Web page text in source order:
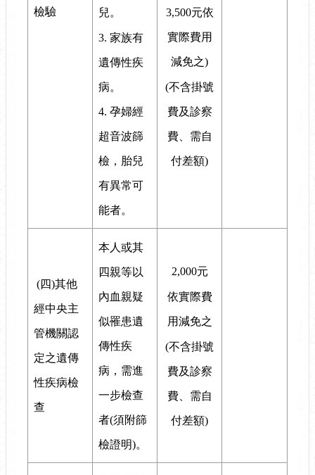
檢驗 兒。
3. 家族有
遺傳性疾
病。
4. 孕婦經
超音波篩
檢，胎兒
有異常可
能者。
3,500元依
實際費用
減免之)
(不含掛號
費及診察
費、需自
付差額)
(四)其他
經中央主
管機關認
定之遺傳
性疾病檢
查
本人或其
四親等以
內血親疑
似罹患遺
傳性疾
病，需進
一步檢查
者(須附篩
檢證明)。
2,000元
依實際費
用減免之
(不含掛號
費及診察
費、需自
付差額)